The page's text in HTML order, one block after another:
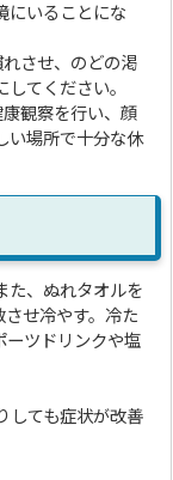
にいることにな
させ、のどの渇
てください。
観察を行い、顔
い場所で十分な休
た、ぬれタオルを
せ冷やす。冷た
ーツドリンクや塩
しても症状が改善